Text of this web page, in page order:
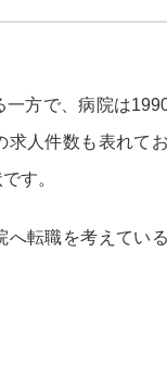
方で、病院は
求人件数も表れて
す。
へ転職を考えてい